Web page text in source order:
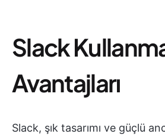
Slack
Avantajları
Slack, şık tasarımı ve güçlü